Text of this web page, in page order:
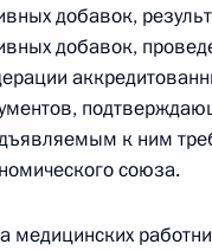
закон
изменения в
2026 года
добавок,
добавок,
к ним
союза.
медицинских